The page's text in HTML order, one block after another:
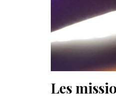
Les